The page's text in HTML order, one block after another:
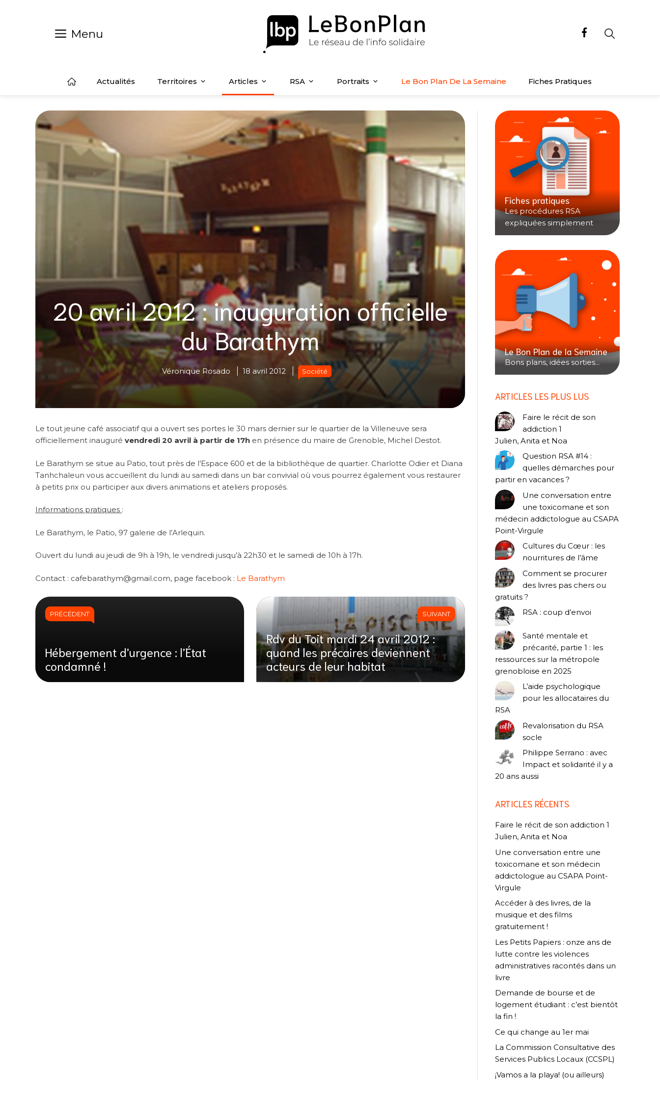
Menu
Actualités Territoires Articles RSA Portraits Le Bon Plan De La Semaine Fiches Pratiques
20 avril 2012 : inauguration officielle
du Barathym
Véronique Rosado 18 avril 2012 Société
Le tout jeune café associatif qui a ouvert ses portes le 30 mars dernier sur le quartier de la Villeneuve sera
officiellement inauguré vendredi 20 avril à partir de 17h en présence du maire de Grenoble, Michel Destot.
Le Barathym se situe au Patio, tout près de l’Espace 600 et de la bibliothèque de quartier. Charlotte Odier et Diana
Tanhchaleun vous accueillent du lundi au samedi dans un bar convivial où vous pourrez également vous restaurer
à petits prix ou participer aux divers animations et ateliers proposés.
Informations pratiques :
Le Barathym, le Patio, 97 galerie de l’Arlequin.
Ouvert du lundi au jeudi de 9h à 19h, le vendredi jusqu’à 22h30 et le samedi de 10h à 17h.
Contact : cafebarathym@gmail.com, page facebook : Le Barathym
PRÉCÉDENT
Hébergement d’urgence : l’État
condamné !
SUIVANT
Rdv du Toit mardi 24 avril 2012 :
quand les précaires deviennent
acteurs de leur habitat
Fiches pratiques
Les procédures RSA
expliquées simplement
Le Bon Plan de la Semaine
Bons plans, idées sorties...
ARTICLES LES PLUS LUS
Faire le récit de son
addiction 1
Julien, Anita et Noa
Question RSA #14 :
quelles démarches pour
partir en vacances ?
Une conversation entre
une toxicomane et son
médecin addictologue au CSAPA
Point-Virgule
Cultures du Cœur : les
nourritures de l’âme
Comment se procurer
des livres pas chers ou
gratuits ?
RSA : coup d’envoi
Santé mentale et
précarité, partie 1 : les
ressources sur la métropole
grenobloise en 2025
L’aide psychologique
pour les allocataires du
RSA
Revalorisation du RSA
socle
Philippe Serrano : avec
Impact et solidarité il y a
20 ans aussi
ARTICLES RÉCENTS
Faire le récit de son addiction 1
Julien, Anita et Noa
Une conversation entre une
toxicomane et son médecin
addictologue au CSAPA Point-
Virgule
Accéder à des livres, de la
musique et des films
gratuitement !
Les Petits Papiers : onze ans de
lutte contre les violences
administratives racontés dans un
livre
Demande de bourse et de
logement étudiant : c’est bientôt
la fin !
Ce qui change au 1er mai
La Commission Consultative des
Services Publics Locaux (CCSPL)
¡Vamos a la playa! (ou ailleurs)